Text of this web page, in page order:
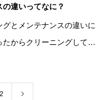
違いってなに？
とメンテナンスの違いに
からクリーニングしてほ
2